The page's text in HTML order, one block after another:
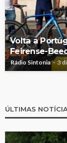
Volta a
Feirense-
Rádio Sintonia 3
ÚLTIMAS